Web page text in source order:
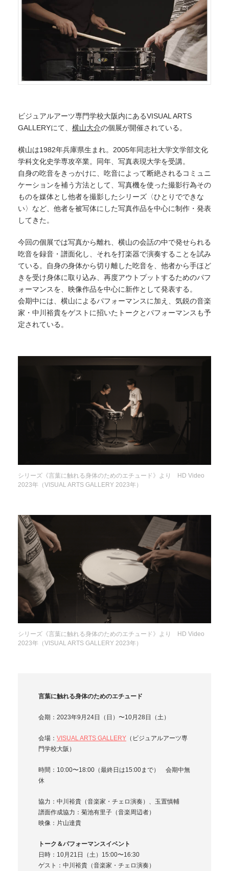
ビジュアルアーツ専門学校大阪内にあるVISUAL ARTS
GALLERYにて、 横山大介の個展が開催されている。
横山は1982年兵庫県生まれ。2005年同志社大学文学部文化
学科文化史学専攻卒業。同年、写真表現大学を受講。
自身の吃音をきっかけに、吃音によって断絶されるコミュニ
ケーションを補う方法として、写真機を使った撮影行為その
ものを媒体とし他者を撮影したシリーズ〈ひとりでできな
い〉など、他者を被写体にした写真作品を中心に制作・発表
してきた。
今回の個展では写真から離れ、横山の会話の中で発せられる
吃音を録音・譜面化し、それを打楽器で演奏することを試み
ている。自身の身体から切り離した吃音を、他者から手ほど
きを受け身体に取り込み、再度アウトプットするためのパフ
ォーマンスを、映像作品を中心に新作として発表する。
会期中には、横山によるパフォーマンスに加え、気鋭の音楽
家・中川裕貴をゲストに招いたトークとパフォーマンスも予
定されている。
シリーズ《言葉に触れる身体のためのエチュード》より HD Video
2023年（VISUAL ARTS GALLERY 2023年）
シリーズ《言葉に触れる身体のためのエチュード》より HD Video
2023年（VISUAL ARTS GALLERY 2023年）
言葉に触れる身体のためのエチュード
会期：2023年9月24日（日）〜10月28日（土）
会場： VISUAL ARTS GALLERY （ビジュアルアーツ専
門学校大阪）
時間：10:00〜18:00（最終日は15:00まで） 会期中無
休
協力：中川裕貴（音楽家・チェロ演奏）、玉置慎輔
譜面作成協力：菊池有里子（音楽周辺者）
映像：片山達貴
トーク＆パフォーマンスイベント
日時：10月21日（土）15:00〜16:30
ゲスト：中川裕貴（音楽家・チェロ演奏）